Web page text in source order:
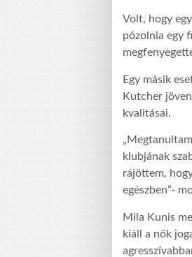
Volt, hogy
pózolnia egy
Egy másik
Kutcher
kvalitásai.
klubjának
rájöttem,
egészben”-
Mila Kunis
kiáll a nők